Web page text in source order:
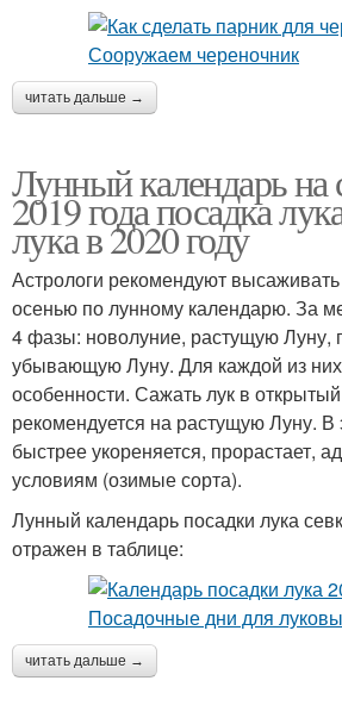
читать дальше →
Лунный календарь на
2019 года посадка
лука в 2020 году
Астрологи рекомендуют
осенью по лунному календарю. За
4 фазы: новолуние, растущую Луну,
убывающую Луну. Для каждой из
особенности. Сажать лук в открытый
рекомендуется на растущую Луну. В
быстрее укореняется, прорастает,
условиям (озимые сорта).
Лунный календарь посадки лука
отражен в таблице:
читать дальше →